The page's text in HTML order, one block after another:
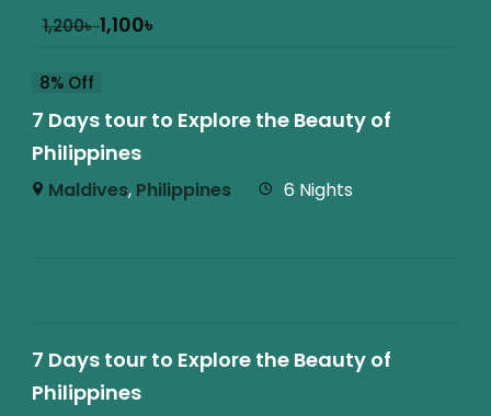
1,200৳1,100৳
8% Off
7 Days tour to Explore the Beauty of
Philippines
Maldives, Philippines 6 Nights
7 Days tour to Explore the Beauty of
Philippines